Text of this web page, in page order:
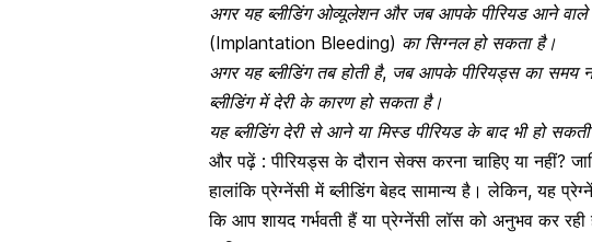
अगर यहब्लीडिंग ओव्यूलेशन और जब आपके पीरियडआने वाले
(Implantation Bleeding) का सिग्नल हो सकता है।
अगर यह ब्लीडिंग तब होती है, जब आपके पीरियड्स का समय
ब्लीडिंग में देरी के कारण हो सकता है।
यह ब्लीडिंग देरी से आने या मिस्ड पीरियड के बाद भी हो
और पढ़ें :पीरियड्स के दौरान सेक्स करना चाहिए या नहीं?
हालांकि प्रेग्नेंसी में ब्लीडिंग बेहद सामान्य है। लेकिन, यह
कि आप शायदगर्भवती हैं या प्रेग्नेंसी लॉस को अनुभव कर रही